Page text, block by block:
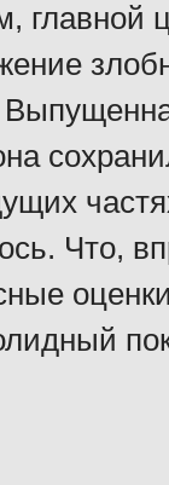
главной
Что,